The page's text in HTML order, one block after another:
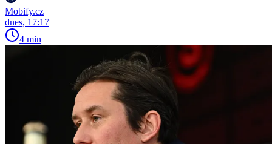
Mobify.cz
dnes, 17:17
4 min